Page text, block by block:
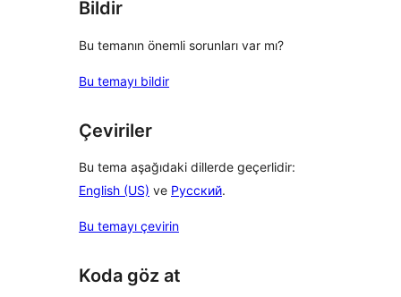
Bildir
Bu temanın önemli sorunları var mı?
Bu temayı bildir
Çeviriler
Bu tema aşağıdaki dillerde geçerlidir:
English (US) ve Русский.
Bu temayı çevirin
Koda göz at